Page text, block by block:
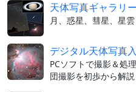
天体写真ギャラリー
月、惑星、彗星、星
デジタル天体写真
PCソフトで撮影＆処
団撮影を初歩から解説